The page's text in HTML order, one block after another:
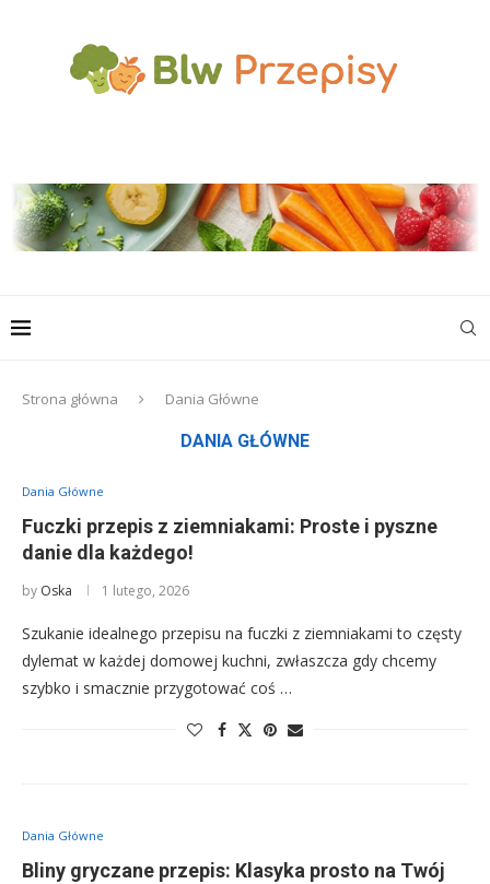
Strona główna Dania Główne
DANIA GŁÓWNE
Dania Główne
Fuczki przepis z ziemniakami: Proste i pyszne
danie dla każdego!
by Oska 1 lutego, 2026
Szukanie idealnego przepisu na fuczki z ziemniakami to częsty
dylemat w każdej domowej kuchni, zwłaszcza gdy chcemy
szybko i smacznie przygotować coś …
Dania Główne
Bliny gryczane przepis: Klasyka prosto na Twój